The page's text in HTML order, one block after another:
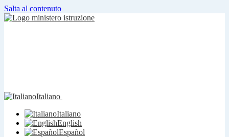
Salta al contenuto
Italiano
Italiano
English
Español